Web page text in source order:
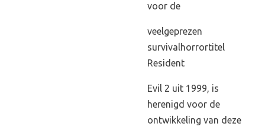
voor de
veelgeprezen
survivalhorrortitel
Resident
Evil 2 uit 1999, is
herenigd voor de
ontwikkeling van deze